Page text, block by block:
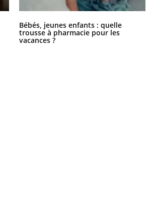
Bébés, jeunes enfants : quelle
trousse à pharmacie pour les
vacances ?